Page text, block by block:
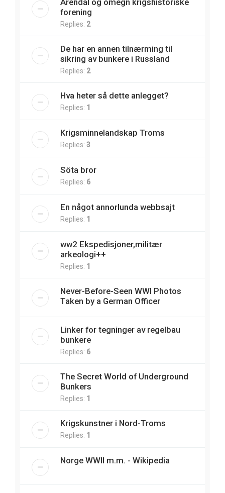
Arendal og omegn krigshistoriske
forening
Replies: 2
De har en annen tilnærming til
sikring av bunkere i Russland
Replies: 2
Hva heter så dette anlegget?
Replies: 1
Krigsminnelandskap Troms
Replies: 3
Söta bror
Replies: 6
En något annorlunda webbsajt
Replies: 1
ww2 Ekspedisjoner,militær
arkeologi++
Replies: 1
Never-Before-Seen WWI Photos
Taken by a German Officer
Linker for tegninger av regelbau
bunkere
Replies: 6
The Secret World of Underground
Bunkers
Replies: 1
Krigskunstner i Nord-Troms
Replies: 1
Norge WWII m.m. - Wikipedia